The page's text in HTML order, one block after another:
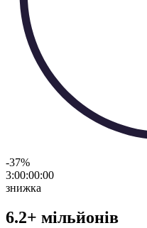
-37%
3:00:00:00
знижка
6.2+ мільйонів